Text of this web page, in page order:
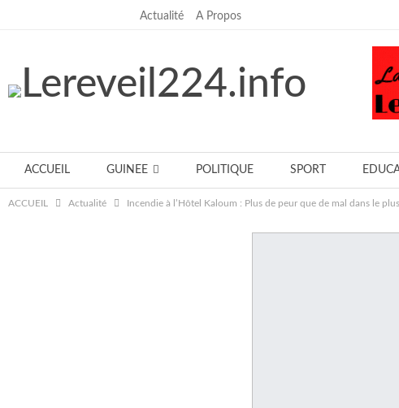
Actualité A Propos
ACCUEIL GUINEE POLITIQUE SPORT
ACCUEIL Actualité Incendie à l’Hôtel Kaloum : Plus de peur que de mal dans le